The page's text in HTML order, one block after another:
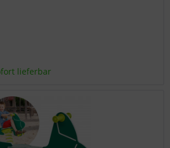
lieferbar